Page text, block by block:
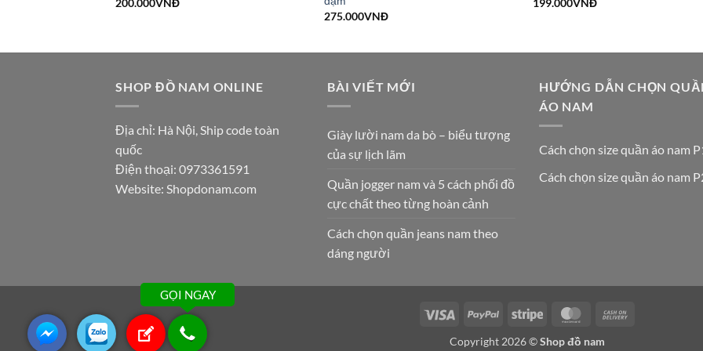
200.000VNĐ
275.000VNĐ
199.000VNĐ
SHOP ĐỒ NAM ONLINE
Địa chỉ: Hà Nội, Ship code toàn
quốc
Điện thoại: 0973361591
Website: Shopdonam.com
BÀI VIẾT MỚI
Giày lười nam da bò – biểu tượng
của sự lịch lãm
Quần jogger nam và 5 cách phối đồ
cực chất theo từng hoàn cảnh
Cách chọn quần jeans nam theo
dáng người
HƯỚNG DẪN CHỌN
ÁO NAM
Cách chọn size quần áo nam
Cách chọn size quần áo nam
Visa PayPal Stripe MasterCard
Copyright 2026 ©Shop đồ nam
GỌI NGAY